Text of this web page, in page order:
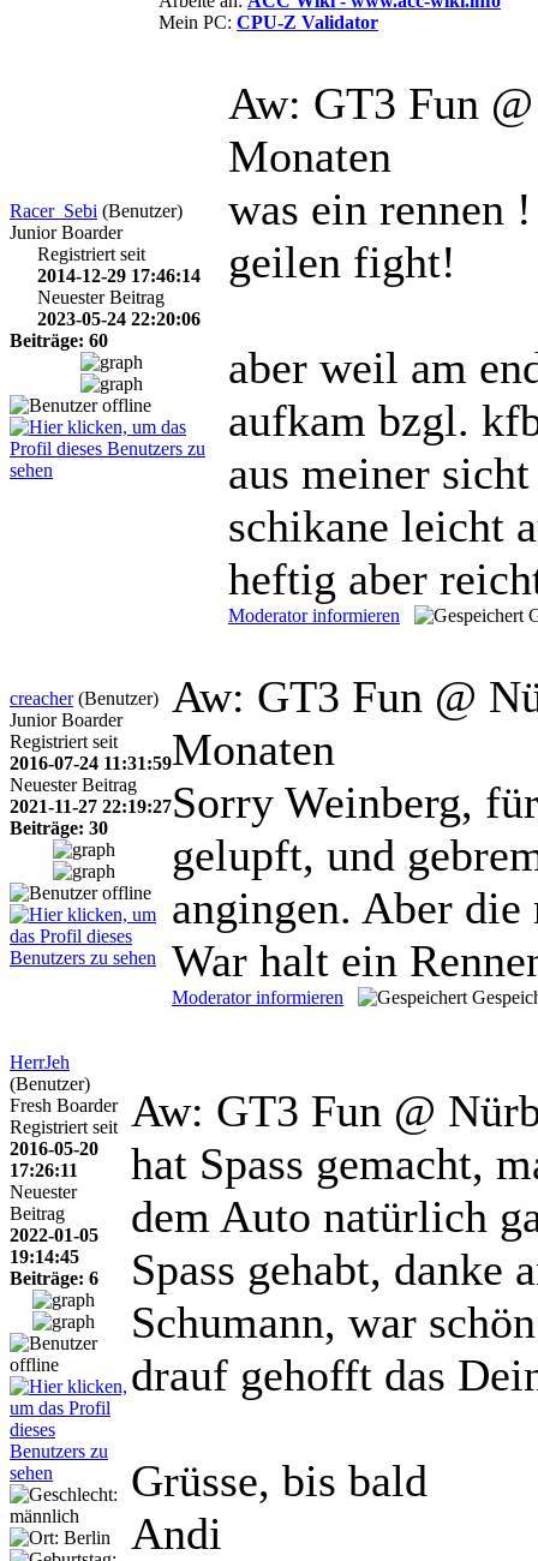
Mein PC: CPU-Z Validator
Racer_Sebi (Benutzer)
Junior Boarder
Registriert seit
2014-12-29 17:46:14
Neuester Beitrag
2023-05-24 22:20:06
Beiträge: 60
Aw: GT3 Fun
Monaten
was ein rennen
geilen fight!
aber weil am
aufkam bzgl.
aus meiner
schikane leicht
heftig aber
Moderator informieren
creacher (Benutzer)
Junior Boarder
Registriert seit
2016-07-24 11:31:59
Neuester Beitrag
2021-11-27 22:19:27
Beiträge: 30
Aw: GT3 Fun @
Monaten
Sorry Weinberg,
gelupft, und
angingen. Aber
War halt ein
Moderator informieren
HerrJeh
(Benutzer)
Fresh Boarder
Registriert seit
2016-05-20
17:26:11
Neuester
Beitrag
2022-01-05
19:14:45
Beiträge: 6
Aw: GT3 Fun @
hat Spass gemacht,
dem Auto natürlich
Spass gehabt, danke
Schumann, war
drauf gehofft das
Grüsse, bis bald
Andi